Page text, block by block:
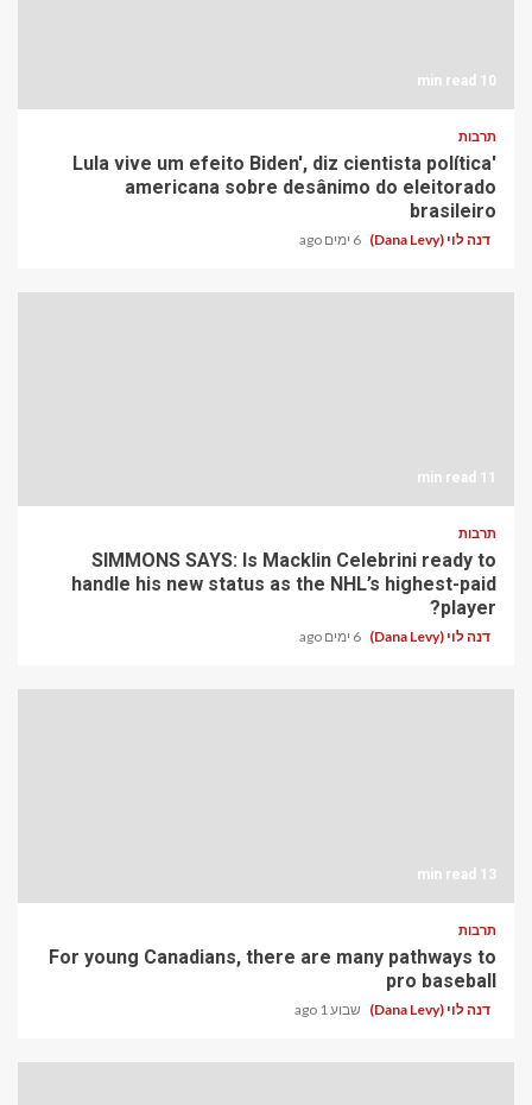
10 min read
תרבות
'Lula vive um efeito Biden', diz cientista política
americana sobre desânimo do eleitorado
brasileiro
דנה לוי (Dana Levy) 6 ימים ago
11 min read
תרבות
SIMMONS SAYS: Is Macklin Celebrini ready to
handle his new status as the NHL’s highest-paid
player?
דנה לוי (Dana Levy) 6 ימים ago
13 min read
תרבות
For young Canadians, there are many pathways to
pro baseball
דנה לוי (Dana Levy) שבוע 1 ago